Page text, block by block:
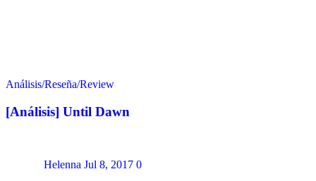
Análisis/Reseña/Review
[Análisis] Until Dawn
Helenna Jul 8, 2017 0